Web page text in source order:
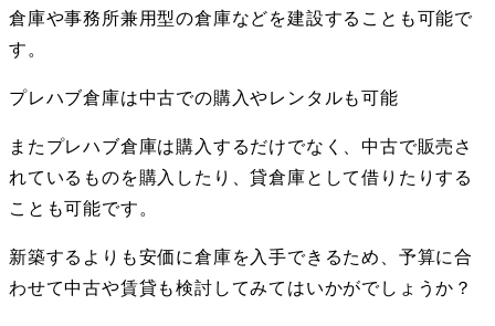
倉庫や事務所兼用型の倉庫などを建設することも可能で
す。
プレハブ倉庫は中古での購入やレンタルも可能
またプレハブ倉庫は購入するだけでなく、中古で販売さ
れているものを購入したり、貸倉庫として借りたりする
ことも可能です。
新築するよりも安価に倉庫を入手できるため、予算に合
わせて中古や賃貸も検討してみてはいかがでしょうか？